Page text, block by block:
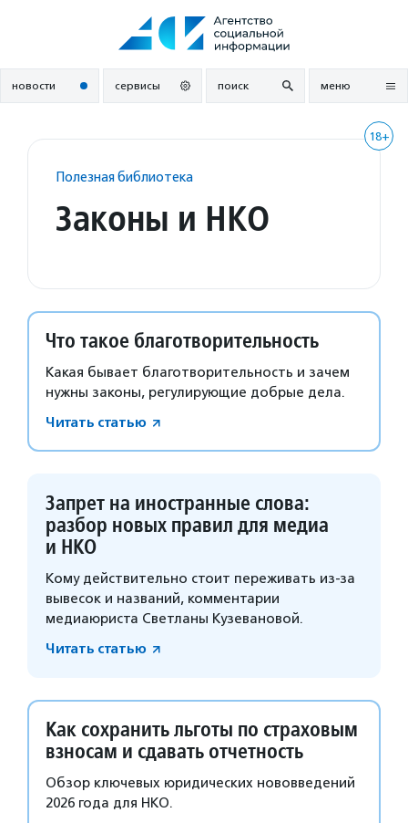
новости сервисы поиск меню
18+
Полезная библиотека
Законы и НКО
Что такое благотворительность
Какая бывает благотворительность и зачем
нужны законы, регулирующие добрые дела.
Читать статью
Запрет на иностранные слова:
разбор новых правил для медиа
и НКО
Кому действительно стоит переживать из-за
вывесок и названий, комментарии
медиаюриста Светланы Кузевановой.
Читать статью
Как сохранить льготы по страховым
взносам и сдавать отчетность
Обзор ключевых юридических нововведений
2026 года для НКО.